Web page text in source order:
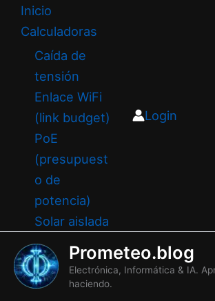
contenido
Inicio
Calculadoras
Caída de
tensión
Enlace WiFi
(link budget)
PoE
(presupuest
o de
potencia)
Solar aislada
Login
Prometeo.blog
Electrónica, Informática & IA.
haciendo.